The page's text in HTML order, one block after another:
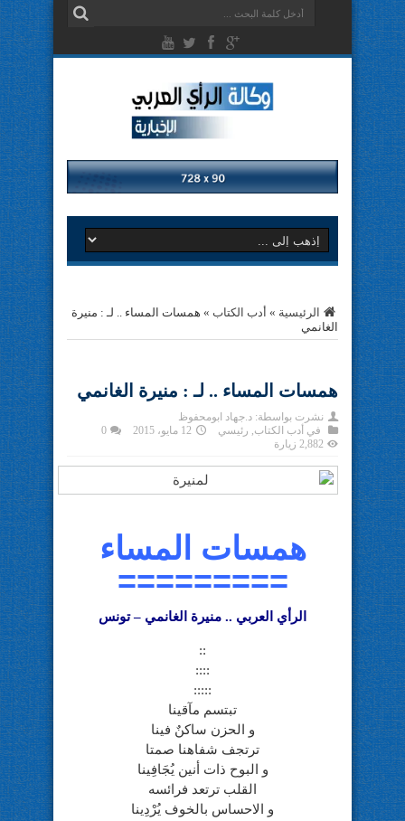
الرئيسية » أدب الكتاب » همسات المساء .. لـ : منيرة
الغانمي
همسات المساء .. لـ : منيرة الغانمي
نشرت بواسطة: د.جهاد ابومحفوظ
في أدب الكتاب, رئيسي 12 مايو، 2015
0
2,882 زيارة
همسات المساء
=========
الرأي العربي .. منيرة الغانمي – تونس
::
::::
:::::
تبتسم مآقينا
و الحزن ساكنٌ فينا
ترتجف شفاهنا صمتا
و البوح ذات أنين يُجَافِينا
القلب ترتعد فرائسه
و الاحساس بالخوف يُرْدِينا